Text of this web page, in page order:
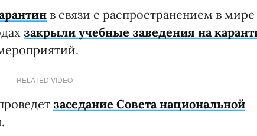
в связи с распространением в мире
закрыли учебные заведения на
RELATED VIDEO
заседание Совета национальной